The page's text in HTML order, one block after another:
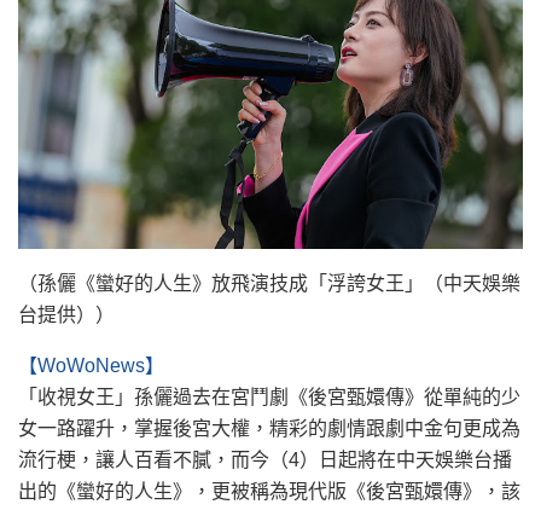
（孫儷《蠻好的人生》放飛演技成「浮誇女王」（中天娛樂
台提供））
【WoWoNews】
「收視女王」孫儷過去在宮鬥劇《後宮甄嬛傳》從單純的少
女一路躍升，掌握後宮大權，精彩的劇情跟劇中金句更成為
流行梗，讓人百看不膩，而今（4）日起將在中天娛樂台播
出的《蠻好的人生》，更被稱為現代版《後宮甄嬛傳》，該